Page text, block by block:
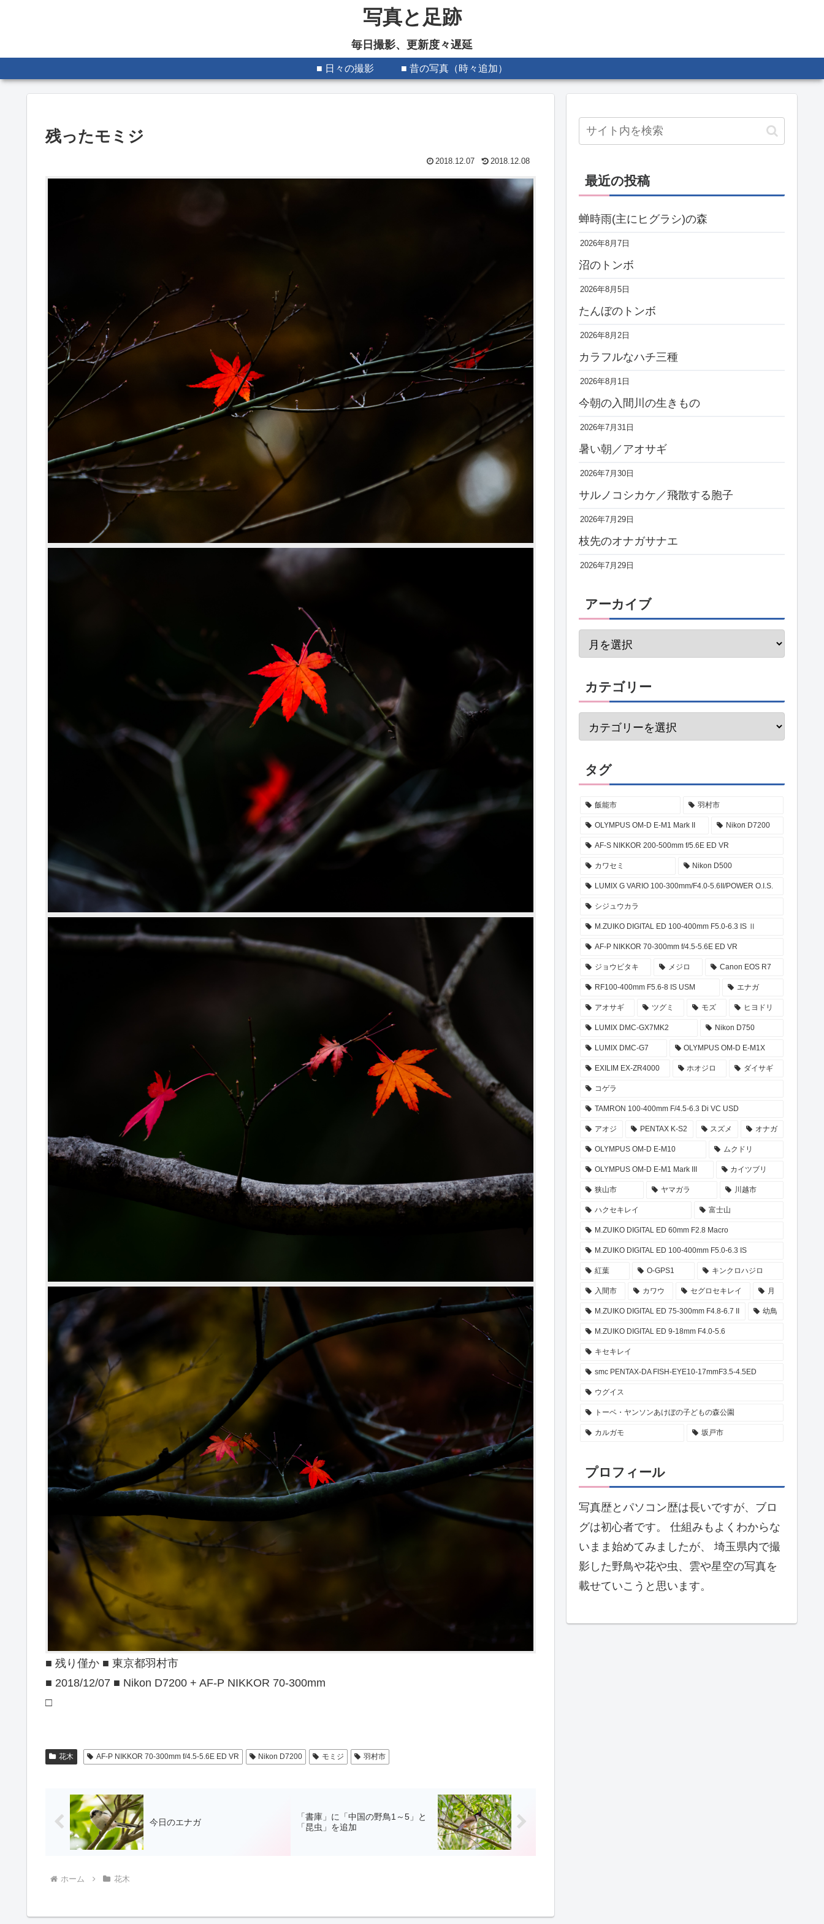
写真と足跡
毎日撮影、更新度々遅延
■ 日々の撮影 ■ 昔の写真（時々追加）
残ったモミジ
2018.12.07 2018.12.08
■ 残り僅か ■ 東京都羽村市
■ 2018/12/07 ■ Nikon D7200 + AF-P NIKKOR 70-300mm
□
花木 AF-P NIKKOR 70-300mm f/4.5-5.6E ED VR Nikon D7200 モミジ 羽村市
今日のエナガ
「書庫」に「中国の野鳥1～5」と
「昆虫」を追加
ホーム 花木
最近の投稿
蝉時雨(主にヒグラシ)の森
2026年8月7日
沼のトンボ
2026年8月5日
たんぼのトンボ
2026年8月2日
カラフルなハチ三種
2026年8月1日
今朝の入間川の生きもの
2026年7月31日
暑い朝／アオサギ
2026年7月30日
サルノコシカケ／飛散する胞子
2026年7月29日
枝先のオナガサナエ
2026年7月29日
アーカイブ
カテゴリー
タグ
飯能市 羽村市
OLYMPUS OM-D E-M1 Mark II Nikon D7200
AF-S NIKKOR 200-500mm f/5.6E ED VR
カワセミ Nikon D500
LUMIX G VARIO 100-300mm/F4.0-5.6II/POWER O.I.S.
シジュウカラ
M.ZUIKO DIGITAL ED 100-400mm F5.0-6.3 IS Ⅱ
AF-P NIKKOR 70-300mm f/4.5-5.6E ED VR
ジョウビタキ メジロ Canon EOS R7
RF100-400mm F5.6-8 IS USM エナガ
アオサギ ツグミ モズ ヒヨドリ
LUMIX DMC-GX7MK2 Nikon D750
LUMIX DMC-G7 OLYMPUS OM-D E-M1X
EXILIM EX-ZR4000 ホオジロ ダイサギ
コゲラ
TAMRON 100-400mm F/4.5-6.3 Di VC USD
アオジ PENTAX K-S2 スズメ オナガ
OLYMPUS OM-D E-M10 ムクドリ
OLYMPUS OM-D E-M1 Mark III カイツブリ
狭山市 ヤマガラ 川越市
ハクセキレイ 富士山
M.ZUIKO DIGITAL ED 60mm F2.8 Macro
M.ZUIKO DIGITAL ED 100-400mm F5.0-6.3 IS
紅葉 O-GPS1 キンクロハジロ
入間市 カワウ セグロセキレイ 月
M.ZUIKO DIGITAL ED 75-300mm F4.8-6.7 II 幼鳥
M.ZUIKO DIGITAL ED 9-18mm F4.0-5.6
キセキレイ
smc PENTAX-DA FISH-EYE10-17mmF3.5-4.5ED
ウグイス
トーベ・ヤンソンあけぼの子どもの森公園
カルガモ 坂戸市
プロフィール
写真歴とパソコン歴は長いですが、ブロ
グは初心者です。 仕組みもよくわからな
いまま始めてみましたが、 埼玉県内で撮
影した野鳥や花や虫、雲や星空の写真を
載せていこうと思います。